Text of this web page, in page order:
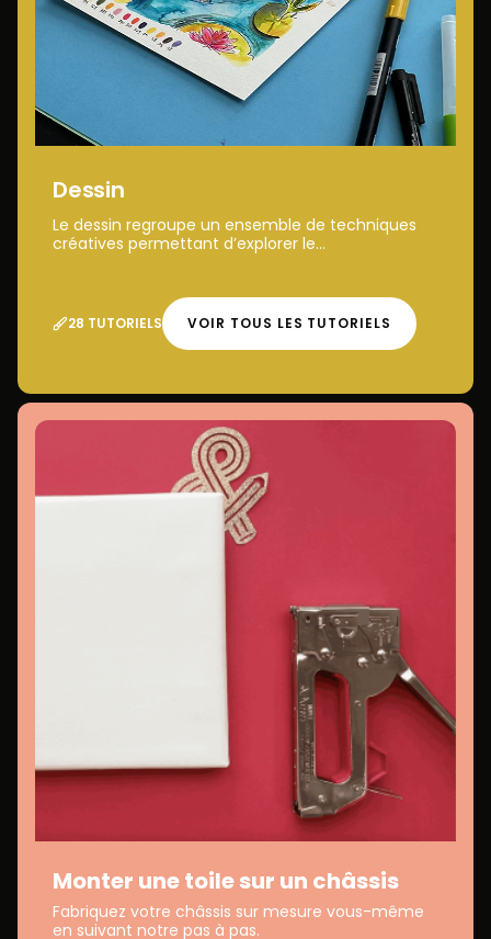
Dessin
Le dessin regroupe un ensemble de techniques
créatives permettant d’explorer le...
28 TUTORIELS VOIR TOUS LES TUTORIELS
Monter une toile sur un châssis
Fabriquez votre châssis sur mesure vous-même
en suivant notre pas à pas.